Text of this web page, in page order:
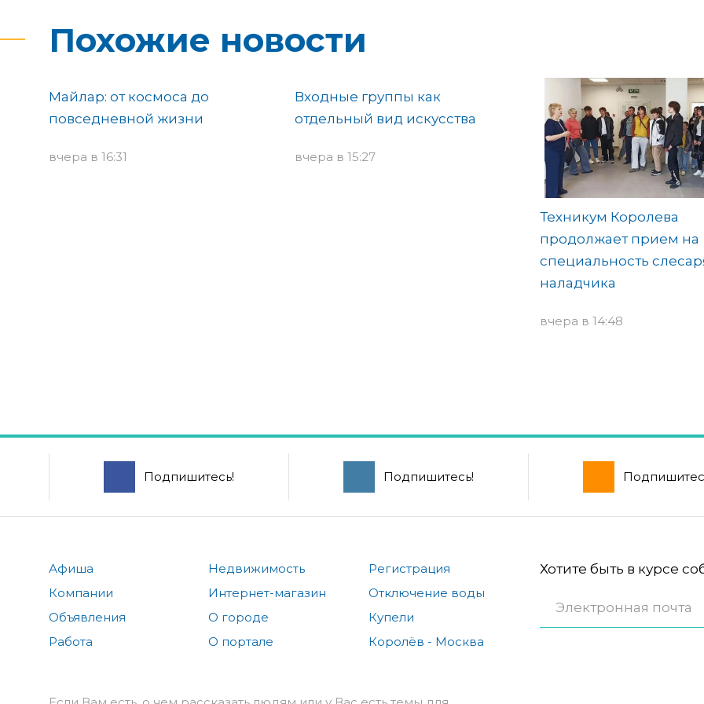
Похожие новости
Майлар: от космоса до
повседневной жизни
вчера в 16:31
Входные группы как
отдельный вид искусства
вчера в 15:27
Техникум Королева
продолжает прием на
специальность
наладчика
вчера в 14:48
Подпишитесь! Подпишитесь!
Афиша
Компании
Объявления
Работа
Недвижимость
Интернет-магазин
О городе
О портале
Регистрация
Отключение воды
Купели
Королёв - Москва
Хотите быть в курсе